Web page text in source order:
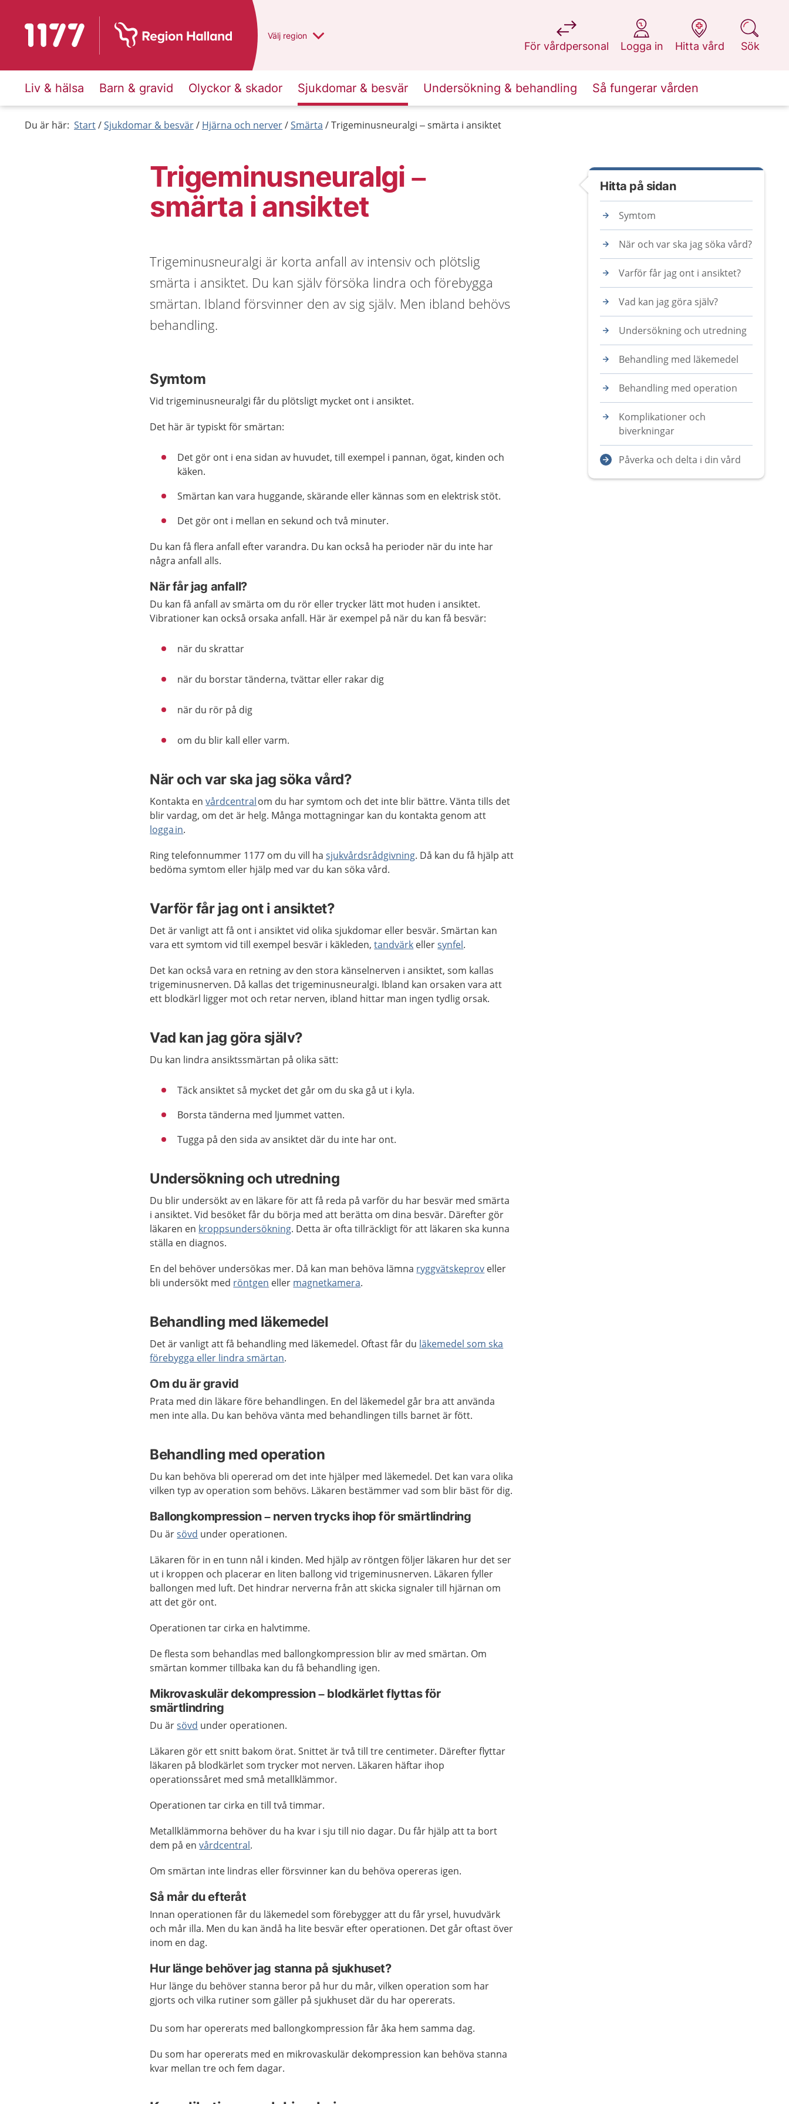
Till startsidan för 1177 Du har valt region
Välj en annan
region
För vårdpersonal
på 1177.se
Logga in
på 1177.se
Hitta vård
på 1177.se
Sök
på 1177.se
Liv & hälsa Barn & gravid Olyckor & skador Sjukdomar & besvär Undersökning & behandling Så fungerar vården
Du är här: Start Sjukdomar & besvär Hjärna och nerver Smärta Trigeminusneuralgi – smärta i ansiktet
Trigeminusneuralgi –
smärta i ansiktet
Trigeminusneuralgi är korta anfall av intensiv och plötslig
smärta i ansiktet. Du kan själv försöka lindra och förebygga
smärtan. Ibland försvinner den av sig själv. Men ibland behövs
behandling.
Symtom
Vid trigeminusneuralgi får du plötsligt mycket ont i ansiktet.
Det här är typiskt för smärtan:
Det gör ont i ena sidan av huvudet, till exempel i pannan, ögat, kinden och
käken.
Smärtan kan vara huggande, skärande eller kännas som en elektrisk stöt.
Det gör ont i mellan en sekund och två minuter.
Du kan få flera anfall efter varandra. Du kan också ha perioder när du inte har
några anfall alls.
När får jag anfall?
Du kan få anfall av smärta om du rör eller trycker lätt mot huden i ansiktet.
Vibrationer kan också orsaka anfall. Här är exempel på när du kan få besvär:
när du skrattar
när du borstar tänderna, tvättar eller rakar dig
när du rör på dig
om du blir kall eller varm.
När och var ska jag söka vård?
Kontakta envårdcentralom du har symtom och det inte blir bättre. Vänta tills det
blir vardag, om det är helg. Många mottagningar kan du kontakta genom att
logga in.
Ring telefonnummer 1177 om du vill hasjukvårdsrådgivning. Då kan du få hjälp att
bedöma symtom eller hjälp med var du kan söka vård.
Varför får jag ont i ansiktet?
Det är vanligt att få ont i ansiktet vid olika sjukdomar eller besvär. Smärtan kan
vara ett symtom vid till exempel besvär i käkleden,tandvärk ellersynfel.
Det kan också vara en retning av den stora känselnerven i ansiktet, som kallas
trigeminusnerven. Då kallas det trigeminusneuralgi. Ibland kan orsaken vara att
ett blodkärl ligger mot och retar nerven, ibland hittar man ingen tydlig orsak.
Vad kan jag göra själv?
Du kan lindra ansiktssmärtan på olika sätt:
Täck ansiktet så mycket det går om du ska gå ut i kyla.
Borsta tänderna med ljummet vatten.
Tugga på den sida av ansiktet där du inte har ont.
Undersökning och utredning
Du blir undersökt av en läkare för att få reda på varför du har besvär med smärta
i ansiktet. Vid besöket får du börja med att berätta om dina besvär. Därefter gör
läkaren en kroppsundersökning. Detta är ofta tillräckligt för att läkaren ska kunna
ställa en diagnos.
En del behöver undersökas mer. Då kan man behöva lämna ryggvätskeprov eller
bli undersökt med röntgen eller magnetkamera.
Behandling med läkemedel
Det är vanligt att få behandling med läkemedel. Oftast får du läkemedel som ska
förebygga eller lindra smärtan.
Om du är gravid
Prata med din läkare före behandlingen. En del läkemedel går bra att använda
men inte alla. Du kan behöva vänta med behandlingen tills barnet är fött.
Behandling med operation
Du kan behöva bli opererad om det inte hjälper med läkemedel. Det kan vara olika
vilken typ av operation som behövs. Läkaren bestämmer vad som blir bäst för dig.
Ballongkompression – nerven trycks ihop för smärtlindring
Du ärsövd under operationen.
Läkaren för in en tunn nål i kinden. Med hjälp av röntgen följer läkaren hur det ser
ut i kroppen och placerar en liten ballong vid trigeminusnerven. Läkaren fyller
ballongen med luft. Det hindrar nerverna från att skicka signaler till hjärnan om
att det gör ont.
Operationen tar cirka en halvtimme.
De flesta som behandlas med ballongkompression blir av med smärtan. Om
smärtan kommer tillbaka kan du få behandling igen.
Mikrovaskulär dekompression – blodkärlet flyttas för
smärtlindring
Du ärsövd under operationen.
Läkaren gör ett snitt bakom örat. Snittet är två till tre centimeter. Därefter flyttar
läkaren på blodkärlet som trycker mot nerven. Läkaren häftar ihop
operationssåret med små metallklämmor.
Operationen tar cirka en till två timmar.
Metallklämmorna behöver du ha kvar i sju till nio dagar. Du får hjälp att ta bort
dem på envårdcentral.
Om smärtan inte lindras eller försvinner kan du behöva opereras igen.
Så mår du efteråt
Innan operationen får du läkemedel som förebygger att du får yrsel, huvudvärk
och mår illa. Men du kan ändå ha lite besvär efter operationen. Det går oftast över
inom en dag.
Hur länge behöver jag stanna på sjukhuset?
Hur länge du behöver stanna beror på hur du mår, vilken operation som har
gjorts och vilka rutiner som gäller på sjukhuset där du har opererats.
Du som har opererats med ballongkompression får åka hem samma dag.
Du som har opererats med en mikrovaskulär dekompression kan behöva stanna
kvar mellan tre och fem dagar.
Hitta på sidan
Symtom
När och var ska jag söka vård?
Varför får jag ont i ansiktet?
Vad kan jag göra själv?
Undersökning och utredning
Behandling med läkemedel
Behandling med operation
Komplikationer och
biverkningar
Påverka och delta i din vård